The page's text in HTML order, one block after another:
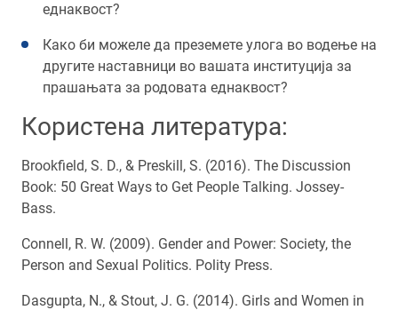
еднаквост?
Како би можеле да преземете улога во водење на
другите наставници во вашата институција за
прашањата за родовата еднаквост?
Користена литература:
Brookfield, S. D., & Preskill, S. (2016). The Discussion
Book: 50 Great Ways to Get People Talking. Jossey-
Bass.
Connell, R. W. (2009). Gender and Power: Society, the
Person and Sexual Politics. Polity Press.
Dasgupta, N., & Stout, J. G. (2014). Girls and Women in